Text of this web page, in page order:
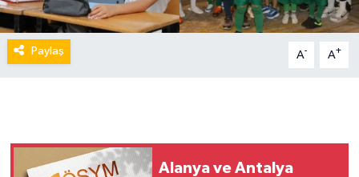
Paylaş A- A+
Alanya ve Antalya